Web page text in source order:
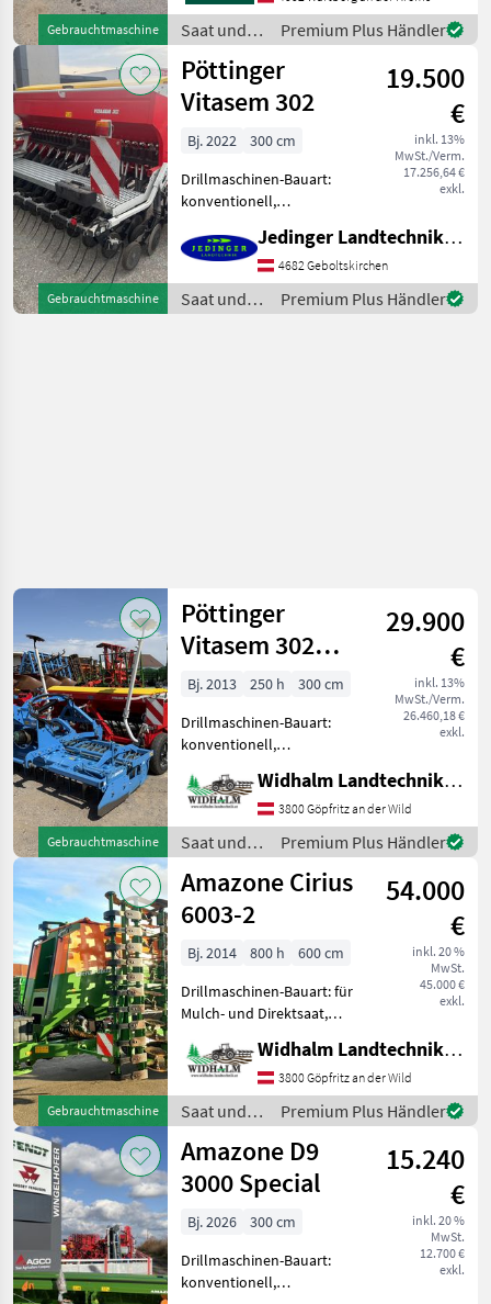
Gebrauchtmaschine
Saat und
Pflege /
Pöttinger
Premium Plus Händler
Gebrauchtmaschine
Pöttinger
Vitasem 302
19.500
€
inkl. 13%
MwSt./Verm.
17.256,64 €
exkl.
Bj. 2022
300 cm
Drillmaschinen-Bauart:
konventionell,
Einscheibenschare,
Extrastriegel,
Fahrgassenschaltung, hydr.
Schardruckverstellung,
Jedinger Landtechnik GmbH
4682 Geboltskirchen
Saat und
Pflege /
Premium Plus Händler
Gebrauchtmaschine
Pöttinger
Vitasem 302
Classic
29.900
€
inkl. 13%
MwSt./Verm.
26.460,18 €
exkl.
Bj. 2013 250 h
300 cm
Drillmaschinen-Bauart:
konventionell,
Einscheibenschare,
Extrastriegel,
Fahrgassenschaltung,
Spuranreisser Pöttinger
Vitasem 302 Classic - Bj.
2013 - Erst
Widhalm Landtechnik GmbH
3800 Göpfritz an der Wild
Saat und
Pflege /
Pöttinger
Premium Plus Händler
Gebrauchtmaschine
Amazone Cirius
6003-2
54.000
€
inkl. 20 %
MwSt.
45.000 €
exkl.
Bj. 2014 800 h
600 cm
Drillmaschinen-Bauart: für
Mulch- und Direktsaat,
Einscheibenschare,
Zweischeibenschare,
Extrastriegel,
Fahrgassenschaltung,
Fahrwerk, Spuranreisser -
ISOBUS-S
Widhalm Landtechnik GmbH
3800 Göpfritz an der Wild
Saat und
Pflege /
Amazone
Premium Plus Händler
Amazone D9
3000 Special
15.240
€
inkl. 20 %
MwSt.
12.700 €
exkl.
Bj. 2026
300 cm
Drillmaschinen-Bauart:
konventionell,